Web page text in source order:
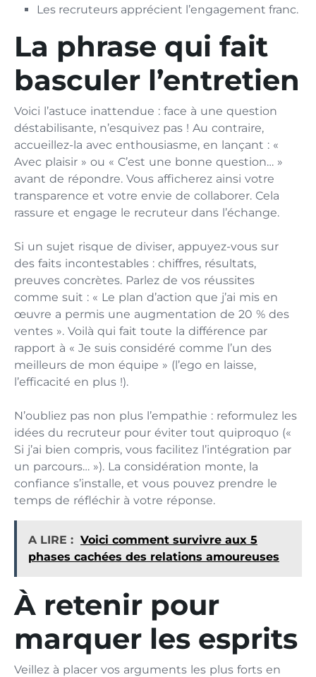
Les recruteurs apprécient l’engagement franc.
La phrase qui fait
basculer l’entretien
Voici l’astuce inattendue : face à une question
déstabilisante, n’esquivez pas ! Au contraire,
accueillez-la avec enthousiasme, en lançant : «
Avec plaisir » ou « C’est une bonne question… »
avant de répondre. Vous afficherez ainsi votre
transparence et votre envie de collaborer. Cela
rassure et engage le recruteur dans l’échange.
Si un sujet risque de diviser, appuyez-vous sur
des faits incontestables : chiffres, résultats,
preuves concrètes. Parlez de vos réussites
comme suit : « Le plan d’action que j’ai mis en
œuvre a permis une augmentation de 20 % des
ventes ». Voilà qui fait toute la différence par
rapport à « Je suis considéré comme l’un des
meilleurs de mon équipe » (l’ego en laisse,
l’efficacité en plus !).
N’oubliez pas non plus l’empathie : reformulez les
idées du recruteur pour éviter tout quiproquo («
Si j’ai bien compris, vous facilitez l’intégration par
un parcours… »). La considération monte, la
confiance s’installe, et vous pouvez prendre le
temps de réfléchir à votre réponse.
A LIRE : Voici comment survivre aux 5
phases cachées des relations amoureuses
À retenir pour
marquer les esprits
Veillez à placer vos arguments les plus forts en